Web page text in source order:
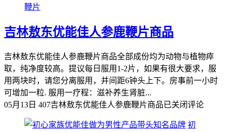
鞭片
吉林敖东优能佳人参鹿鞭片商品
吉林敖东优能佳人参鹿鞭片商品全部成份均为动物与植物瘁
取，纯净度较高。提议每日服用1-2片，如果有很大要求，服
用两块时，请您分离服用，并间距6钟头上下。房事前一小时
可增加一粒. 服用一疗程：滋补养生肾脏...
05月13日 407吉林敖东优能佳人参鹿鞭片商品已关闭评论
初